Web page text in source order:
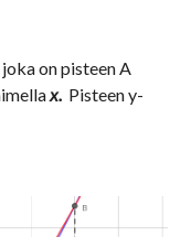
on pisteen A
x. Pisteen y-